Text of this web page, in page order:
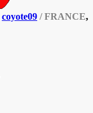
coyote09 / FRANCE,